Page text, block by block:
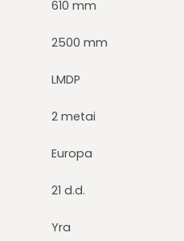
610 mm
2500 mm
LMDP
2 metai
Europa
21 d.d.
Yra